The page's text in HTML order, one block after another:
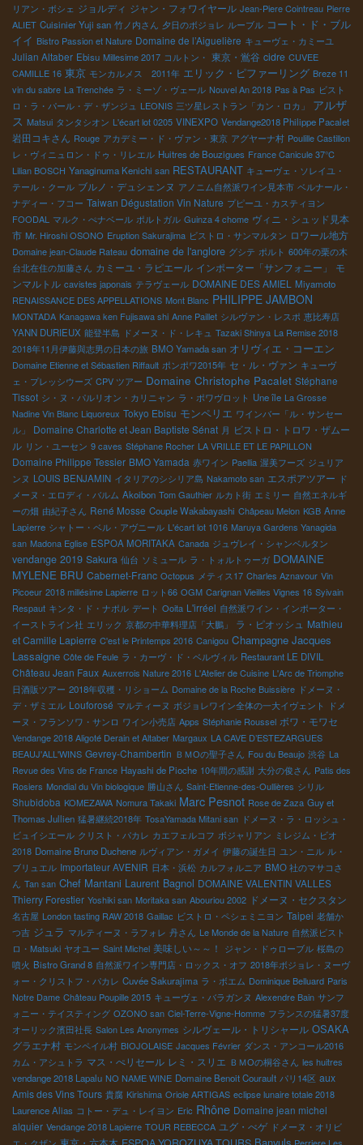
リアン・ボシェ ジョルディ ジャン・フォワイヤール Jean-Piere Cointreau Pierre
ALIET Cuisinier Yuji san 竹ノ内さん 夕日のボジョレ ルーブル コート・ド・ブル
イイ Bistro Passion et Nature Domaine de l’Aiguelière キューヴェ・カミーユ
Julian Altaber Ebisu Millesime 2017 コルトン・ 東京・鴬谷 cidre CUVEE
CAMILLE 16 東京 モンカルメス 2011年 エリック・ピファーリング Breze 11
vin du sabre La Trenchée ラ・ミーゾ・ヴェール Nouvel An 2018 Pas à Pas ビスト
ロ・ラ・パール・デ・ザンジュ LEONIS 三ツ星レストラン「カン・ロカ」
アルザ
ス Matsui タンタシオン L'écart lot 0205 VINEXPO Vendange2018 Philippe Pacalet
岩田コキさん Rouge アカデミー・ド・ヴァン・東京 アグヤーナ村 Poulille Castillon
レ・ヴィニュロン・ドゥ・リレエル Huitres de Bouzigues France Canicule 37℃
Lilian BOSCH Yanaginuma Kenichi san RESTAURANT キューヴェ・ソレイユ・
テール・クール ブルノ・デュシェンヌ アノニム自然派ワイン見本市 ベルナール・
ナディー・フコー Taiwan Dégustation Vin Nature プピーユ・カスティヨン
FOODAL マルク・ぺナベール ポルトガル Guinza 4 chome ヴィニ・シュッド見本
市 Mr. Hiroshi OSONO Eruption Sakurajima ビストロ・サンマルタン ロワール地方
Domaine jean-Claude Rateau domaine de l'anglore グシテ ポルト 600年の栗の木
台北在住の加藤さん カミーユ・ラピエール インポーター「サンフォニー」
モ
ンマルトル cavistes japonais テラヴェール DOMAINE DES AMIEL
Miyamoto
RENAISSANCE DES APPELLATIONS Mont Blanc PHILIPPE JAMBON
MONTADA Kanagawa ken Fujisawa shi Anne Paillet シルヴァン・レスポ 恵比寿店
YANN DURIEUX 能登半島 ドメーヌ・ド・レキュ Tazaki Shinya La Remise 2018
2018年11月伊藤與志男の日本の旅 BMO Yamada san オリヴィエ・コーエン
Domaine Etienne et Sébastien Riffault ポンポワ2015年 セ・ル・ヴァン キューヴ
ェ・プレッシウーズ CPV ツアー Domaine Christophe Pacalet Stéphane
Tissot シ・ヌ・パルリオン・カリニャン ラ・ポワヴロット Une île La Grosse
Nadine Vin Blanc Liquoreux Tokyo Ebisu モンペリエ ワインバー「ル・サンセー
ル」
Domaine Charlotte et Jean Baptiste Sénat 月 ビストロ・トロワ・ザムー
ル リン・ユーセン 9 caves Stéphane Rocher LA VRILLE ET LE PAPILLON
Domaine Philippe Tessier BMO Yamada 赤ワイン Paellia 渥美フーズ ジュリア
ンヌ LOUIS BENJAMIN イタリアのシシリア島 Nakamoto san エスポアツアー ド
メーヌ・エロディ・バルム Akoibon Tom Gauthier ルカト街 エミリー 自然エネルギ
ーの畑 由紀子さん René Mosse Couple Wakabayashi Châpeau Melon KGB Anne
Lapierre シャトー・ベル・アヴニール L'écart lot 1016 Maruya Gardens Yanagida
san Madona Eglise ESPOA MORITAKA Canada ジュヴレイ・シャンベルタン
vendange 2019 Sakura 仙台 ソミュール ラ・トォルトゥーガ DOMAINE
MYLENE BRU Cabernet-Franc Octopus メティス17 Charles Aznavour Vin
Picoeur 2018 millésime Lapierre ロット66 OGM Carignan Vieilles Vignes 16 Syivain
Respaut キンタ・ド・ナポル デート Ooita L'irréel 自然派ワイン・インポーター・
イーストライン社 エリック 京都の中華料理店「大鵬」 ラ・ピオッシュ Mathieu
et Camille Lapierre C'est le Printemps 2016 Canigou Champagne Jacques
Lassaigne Côte de Feule ラ・カーヴ・ド・ベルヴィル Restaurant LE DIVIL
Château Jean Faux Auxerrois Nature 2016 L'Atelier de Cuisine L'Arc de Triomphe
日酒販ツアー 2018年収穫・リショーム Domaine de la Roche Buissière ドメーヌ・
デ・ザミエル Louforosé マルティーヌ ボジョレワイン全体の一大イヴェント
ドメ
ーヌ・フランソワ・サンロ ワイン小売店 Apps Stéphanie Roussel ボワ・モワセ
Vendange 2018 Aligoté Derain et Altaber Margaux LA CAVE D’ESTEZARGUES
BEAUJ'ALL'WINS Gevrey-Chambertin ＢＭОの聖子さん Fou du Beaujo 渋谷 La
Revue des Vins de France Hayashi de Pioche 10年間の感謝 大分の俊さん Patis des
Rosiers Mondial du Vin biologique 勝山さん Saint-Etienne-des-Oullières シリル
Shubidoba KOMEZAWA Nomura Takaki Marc Pesnot Rose de Zaza Guy et
Thomas Jullien 猛暑継続2018年 TosaYamada Mitani san ドメーヌ・ラ・ロッシュ・
ビュイシエール クリスト・パカレ カエフェルコフ ボジャリアン ミレジム・ビオ
2018 Domaine Bruno Duchene ルヴィアン・ガメイ 伊藤の誕生日 ユン・ニル ル・
ブリュエル Importateur AVENIR 日本・浜松 カルフォルニア BMO 社のマサコさ
ん Tan san Chef Mantani Laurent Bagnol DOMAINE VALENTIN VALLES
Thierry Forestier Yoshiki san Moritaka san Abouriou 2002 ドメーヌ・セクスタン
名古屋 London tasting RAW 2018 Gaillac ビストロ・ペシェミニヨン Taipei 老舗か
つ吉 ジュラ マルティーヌ・ラフォレ 丹さん Le Monde de la Nature 自然派ビスト
ロ・Matsuki ヤオユー Saint Michel 美味しい～～！ ジャン・ドゥローブル 桜島の
噴火 Bistro Grand 8 自然派ワイン専門店・ロックス・オフ 2018年ボジョレ・ヌーヴ
ォー・クリストフ・パカレ Cuvée Sakurajima ラ・ボエム Dominique Belluard Paris
Notre Dame Château Poupille 2015 キューヴェ・バラガンヌ Alexendre Bain サンフ
ォニー・テイスティング OZONO san Ciel-Terre-Vigne-Homme フランスの猛暑37度
オーリック濱田社長 Salon Les Anonymes シルヴェール・トリシャール OSAKA
グラエナ村 モンペイル村 BIOJOLAISE Jacques Février ダンス・アンコール2016
カム・アシュトラ マス・ぺリセール レミ・スリエ ＢＭОの桐谷さん les huitres
vendange 2018 Lapalu NO NAME WINE Domaine Benoit Courault パリ14区 aux
Amis des Vins Tours 貴腐 Kirishima Oriole ARTIGAS eclipse lunaire totale 2018
Laurence Alias コトー・デュ・レイヨン Eric Rhône Domaine jean michel
alquier Vendange 2018 Lapierre TOUR REBECCA ユグ・べゲ ドメーヌ・オリビ